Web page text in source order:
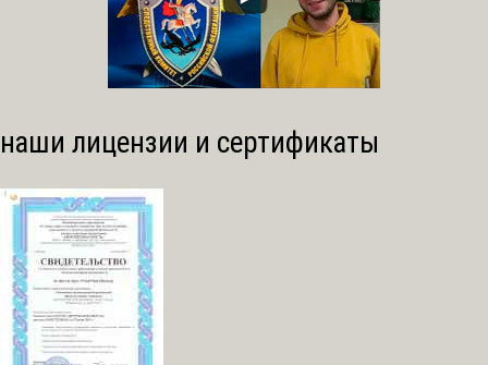
наши лицензии и сертификаты